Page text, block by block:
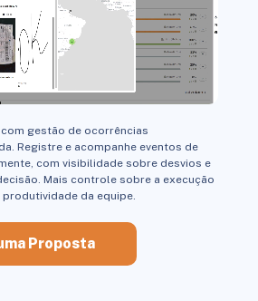
com gestão de ocorrências
Registre e acompanhe eventos de
com visibilidade sobre desvios e
Mais controle sobre a execução
da equipe.
Proposta